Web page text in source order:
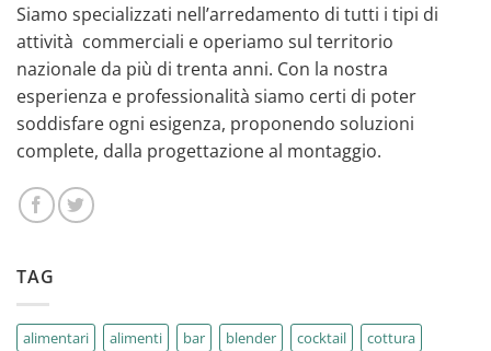
Siamo specializzati nell’arredamento di tutti i tipi di
attività commerciali e operiamo sul territorio
nazionale da più di trenta anni. Con la nostra
esperienza e professionalità siamo certi di poter
soddisfare ogni esigenza, proponendo soluzioni
complete, dalla progettazione al montaggio.
TAG
alimentari alimenti bar blender cocktail
cottura